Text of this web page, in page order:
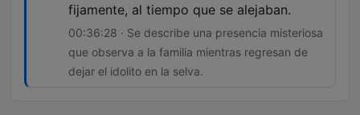
fijamente, al tiempo que se alejaban.
00:36:28 · Se describe una presencia misteriosa
que observa a la familia mientras regresan de
dejar el idolito en la selva.